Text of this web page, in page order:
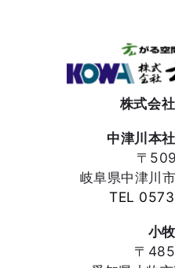
株式会
中津川本
〒
岐阜県中津川
TEL
小
〒